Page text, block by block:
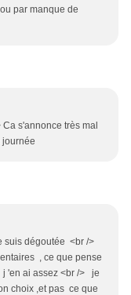
par manque de
s'annonce très mal
journée
suis dégoutée <br />
, ce que pense
'en ai assez <br /> je
choix ,et pas ce que